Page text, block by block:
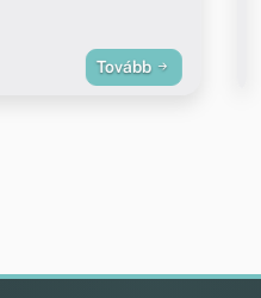
Tovább